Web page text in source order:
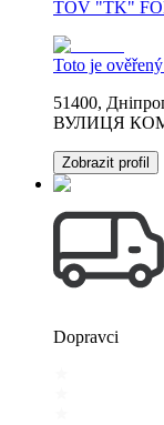
TOV "TK"
Toto je
51400,
ВУЛИЦЯ
Zobrazit profil
Dopravci